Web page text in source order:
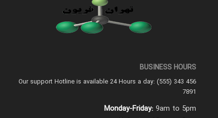
BUSINESS HOURS
Our support Hotline is available 24 Hours a day: (555) 343 456
7891
Monday-Friday: 9am to 5pm